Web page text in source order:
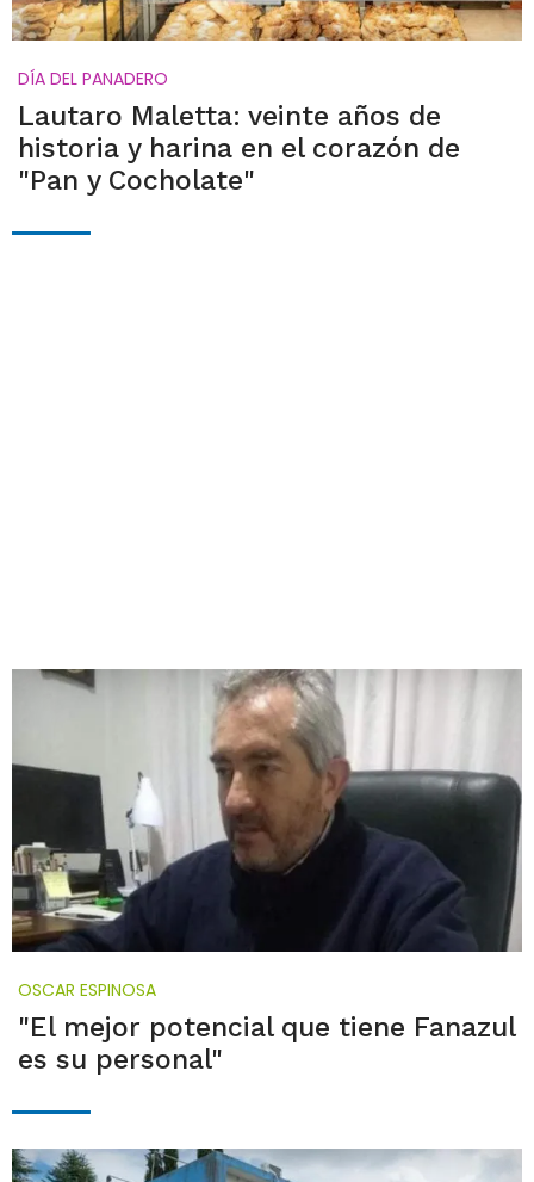
DÍA DEL PANADERO
Lautaro Maletta: veinte años de
historia y harina en el corazón de
"Pan y Cocholate"
OSCAR ESPINOSA
"El mejor potencial que tiene Fanazul
es su personal"